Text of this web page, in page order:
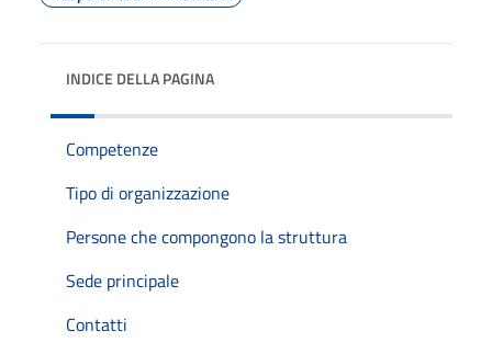
INDICE DELLA PAGINA
Competenze
Tipo di organizzazione
Persone che compongono la struttura
Sede principale
Contatti